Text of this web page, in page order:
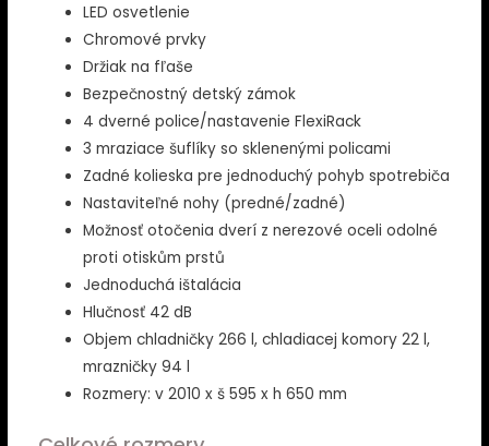
LED osvetlenie
Chromové prvky
Držiak na fľaše
Bezpečnostný detský zámok
4 dverné police/nastavenie FlexiRack
3 mraziace šuflíky so sklenenými policami
Zadné kolieska pre jednoduchý pohyb spotrebiča
Nastaviteľné nohy (predné/zadné)
Možnosť otočenia dverí z nerezové oceli odolné
proti otiskům prstů
Jednoduchá ištalácia
Hlučnosť 42 dB
Objem chladničky 266 l, chladiacej komory 22 l,
mrazničky 94 l
Rozmery: v 2010 x š 595 x h 650 mm